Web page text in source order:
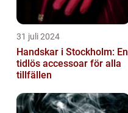
31 juli 2024
Handskar i Stockholm: En
tidlös accessoar för alla
tillfällen